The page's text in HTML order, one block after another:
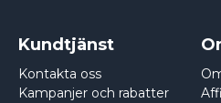
Kundtjänst
Kontakta oss
Kampanjer och rabatter